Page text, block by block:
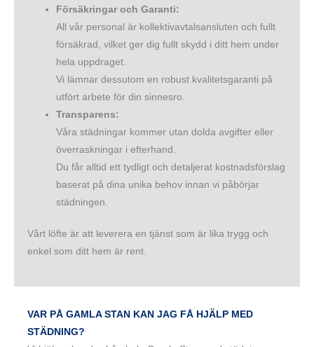
Försäkringar och Garanti:
All vår personal är kollektivavtalsansluten och fullt
försäkrad, vilket ger dig fullt skydd i ditt hem under
hela uppdraget.
Vi lämnar dessutom en robust kvalitetsgaranti på
utfört arbete för din sinnesro.
Transparens:
Våra städningar kommer utan dolda avgifter eller
överraskningar i efterhand.
Du får alltid ett tydligt och detaljerat kostnadsförslag
baserat på dina unika behov innan vi påbörjar
städningen.
Vårt löfte är att leverera en tjänst som är lika trygg och
enkel som ditt hem är rent.
VAR PÅ GAMLA STAN KAN JAG FÅ HJÄLP MED
STÄDNING?